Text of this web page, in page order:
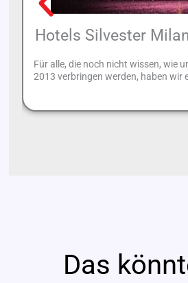
Hotels Silvester
Für alle, die noch nicht wissen, wie
2013 verbringen werden, haben wir
Das